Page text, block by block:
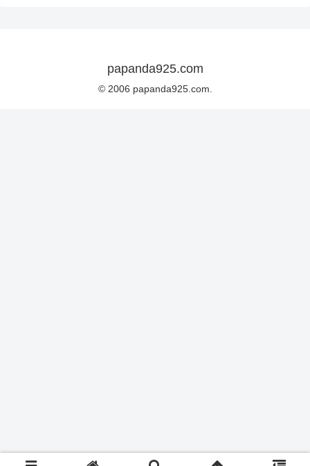
papanda925.com
© 2006 papanda925.com.